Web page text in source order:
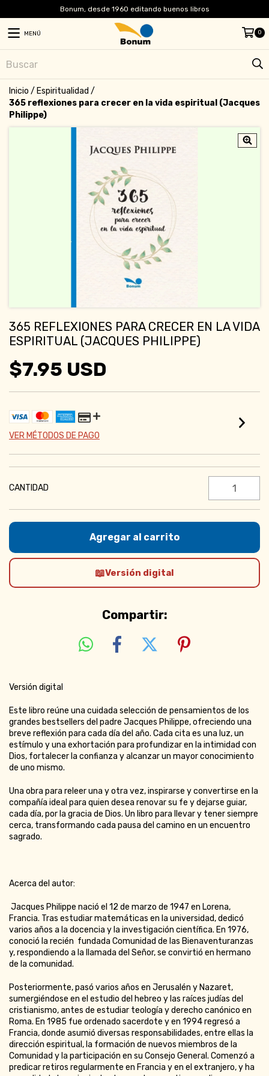
Bonum, desde 1960 editando buenos libros
MENÚ 0
Inicio / Espiritualidad /
365 reflexiones para crecer en la vida espiritual (Jacques
Philippe)
365 REFLEXIONES PARA CRECER EN LA VIDA
ESPIRITUAL (JACQUES PHILIPPE)
$7.95 USD
VER MÉTODOS DE PAGO
CANTIDAD
Versión digital
Compartir:
Versión digital
Este libro reúne una cuidada selección de pensamientos de los
grandes bestsellers del padre Jacques Philippe, ofreciendo una
breve reflexión para cada día del año. Cada cita es una luz, un
estímulo y una exhortación para profundizar en la intimidad con
Dios, fortalecer la confianza y alcanzar un mayor conocimiento
de uno mismo.
Una obra para releer una y otra vez, inspirarse y convertirse en la
compañía ideal para quien desea renovar su fe y dejarse guiar,
cada día, por la gracia de Dios. Un libro para llevar y tener siempre
cerca, transformando cada pausa del camino en un encuentro
sagrado.
Acerca del autor:
Jacques Philippe nació el 12 de marzo de 1947 en Lorena,
Francia. Tras estudiar matemáticas en la universidad, dedicó
varios años a la docencia y la investigación científica. En 1976,
conoció la recién fundada Comunidad de las Bienaventuranzas
y, respondiendo a la llamada del Señor, se convirtió en hermano
de la comunidad.
Posteriormente, pasó varios años en Jerusalén y Nazaret,
sumergiéndose en el estudio del hebreo y las raíces judías del
cristianismo, antes de estudiar teología y derecho canónico en
Roma. En 1985 fue ordenado sacerdote y en 1994 regresó a
Francia, donde asumió diversas responsabilidades, entre ellas la
dirección espiritual, la formación de nuevos miembros de la
Comunidad y la participación en su Consejo General. Comenzó a
predicar retiros regularmente en Francia y en el extranjero, y ha